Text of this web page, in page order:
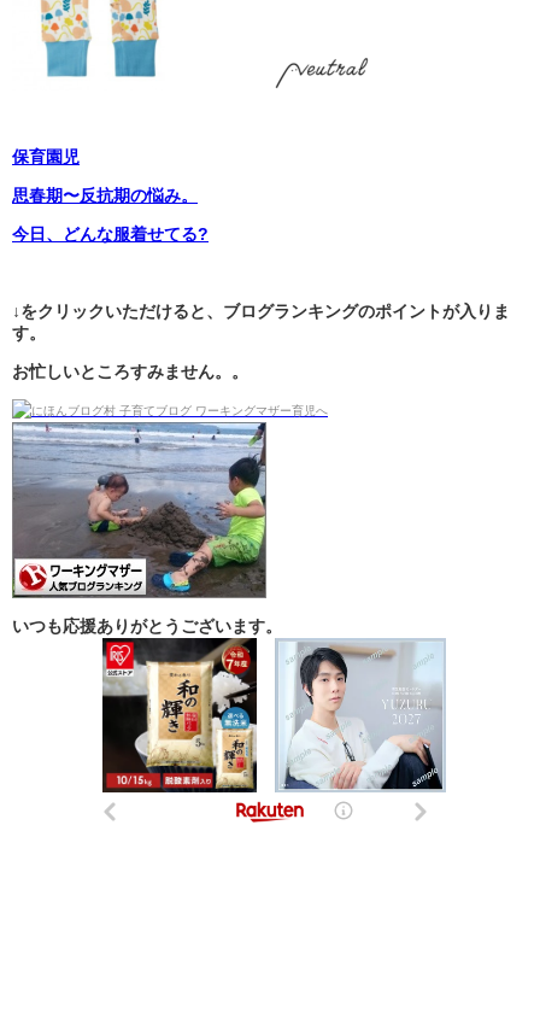
保育園児
思春期〜反抗期の悩み。
今日、どんな服着せてる?
↓をクリックいただけると、ブログランキングのポイントが入りま
す。
お忙しいところすみません。。
いつも応援ありがとうございます。